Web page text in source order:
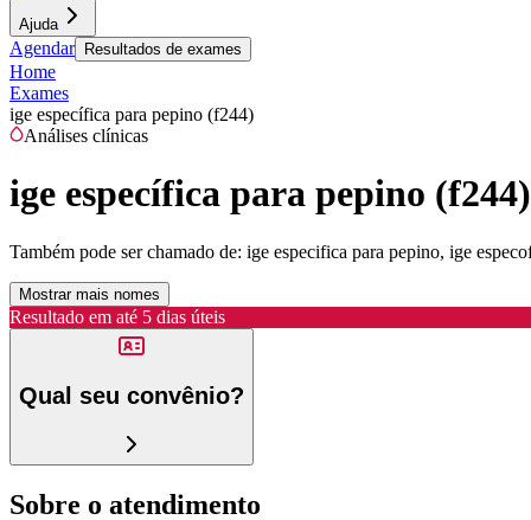
Ajuda
Agendar Resultados de exames
Home
Exames
ige específica para pepino (f244)
Análises clínicas
ige específica para pepino (f244)
Também pode ser chamado de: ige especifica para pepino, ige
Mostrar mais nomes
Resultado em até 5 dias úteis
Qual seu convênio?
Sobre o atendimento